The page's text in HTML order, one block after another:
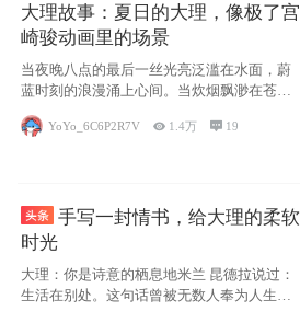
大理故事：夏日的大理，像极了宫
崎骏动画里的场景
当夜晚八点的最后一丝光亮泛滥在水面，蔚
蓝时刻的浪漫涌上心间。当炊烟飘渺在苍山
YoYo_6C6P2R7V  1.4万  19
手写一封情书，给大理的柔软
时光
大理：你是诗意的栖息地米兰 昆德拉说过：
生活在别处。这句话曾被无数人奉为人生信